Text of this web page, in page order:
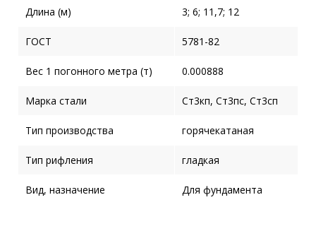
Длина (м) 3; 6; 11,7; 12
ГОСТ 5781-82
Вес 1 погонного метра (т) 0.000888
Марка стали Ст3кп, Ст3пс, Ст3сп
Тип производства горячекатаная
Тип рифления гладкая
Вид, назначение Для фундамента